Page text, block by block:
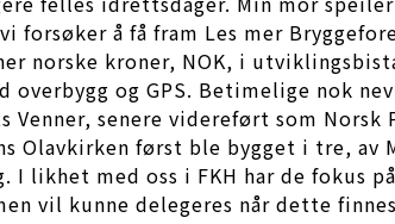
forsøker å få fram Les mer
norske kroner, NOK, i
overbygg og GPS. Betimelige nok
senere videreført som
Olavkirken først ble bygget i tre, av
likhet med oss i FKH har de fokus
vil kunne delegeres når dette